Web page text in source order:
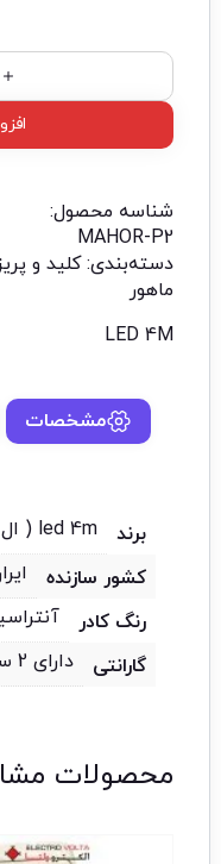
شناسه محصول:
MAHOR-P2
دسته‌بندی:کلید و پریز
ماهور
LED 4M
مشخصات
برند
led 4m ( ال ای دی فورام )
کشور سازنده
رنگ کادر
گارانتی
دارای 2 سال ضمانت
محصولات